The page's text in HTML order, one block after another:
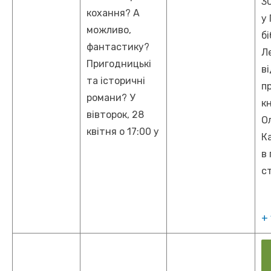
кохання? А
можливо,
фантастику?
Пригодницькі
та історичні
романи? У
вівторок, 28
квітня о 17:00 у
у
в
+